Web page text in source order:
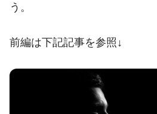
う。
前編は下記記事を参照↓